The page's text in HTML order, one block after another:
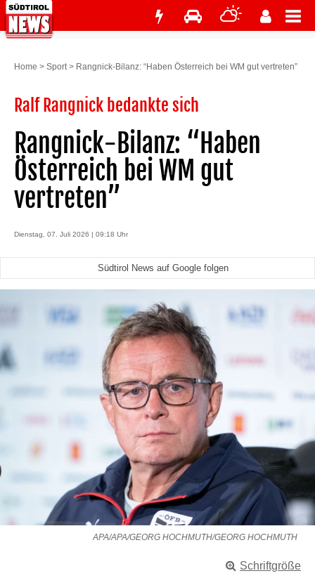
Home > Sport> Rangnick-Bilanz: “Haben Österreich bei WM gut vertreten”
Ralf Rangnick bedankte sich
Rangnick-Bilanz: “Haben
Österreich bei WM gut
vertreten”
Dienstag, 07. Juli 2026 | 09:18 Uhr
Südtirol News auf Google folgen
APA/APA/GEORG HOCHMUTH/GEORG HOCHMUTH
Schriftgröße